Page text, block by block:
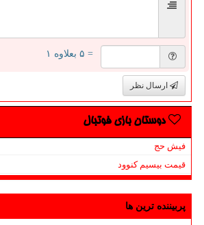
= ۵ بعلاوه ۱
ارسال نظر
دوستان بازی فوتبال
فیش حج
قیمت بیسیم کنوود
پربیننده ترین ها